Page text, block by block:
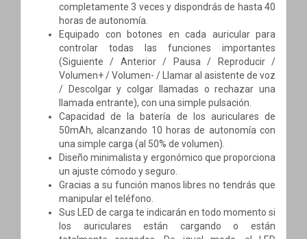
completamente 3 veces y dispondrás de hasta 40
horas de autonomía.
Equipado con botones en cada auricular para
controlar todas las funciones importantes
(Siguiente / Anterior / Pausa / Reproducir /
Volumen+ / Volumen- / Llamar al asistente de voz
/ Descolgar y colgar llamadas o rechazar una
llamada entrante), con una simple pulsación.
Capacidad de la batería de los auriculares de
50mAh, alcanzando 10 horas de autonomía con
una simple carga (al 50% de volumen).
Diseño minimalista y ergonómico que proporciona
un ajuste cómodo y seguro.
Gracias a su función manos libres no tendrás que
manipular el teléfono.
Sus LED de carga te indicarán en todo momento si
los auriculares están cargando o están